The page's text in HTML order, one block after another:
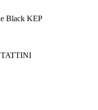
Black KEP